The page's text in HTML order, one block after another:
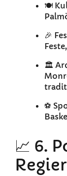
🍽️
🎉
🏛️
⚽
📈 6.